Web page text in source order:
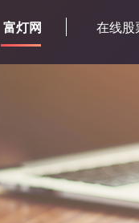
富灯网 在线股